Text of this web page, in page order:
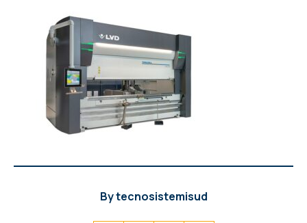
Bytecnosistemisud